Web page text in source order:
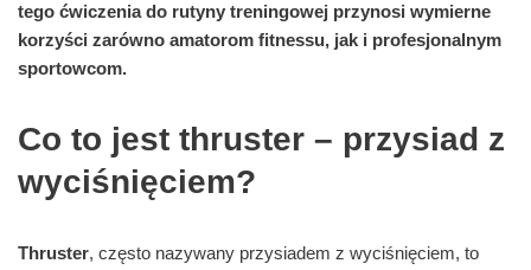
tego ćwiczenia do rutyny treningowej przynosi wymierne
korzyści zarówno amatorom fitnessu, jak i profesjonalnym
sportowcom.
Co to jest thruster – przysiad z
wyciśnięciem?
Thruster, często nazywany przysiadem z wyciśnięciem, to